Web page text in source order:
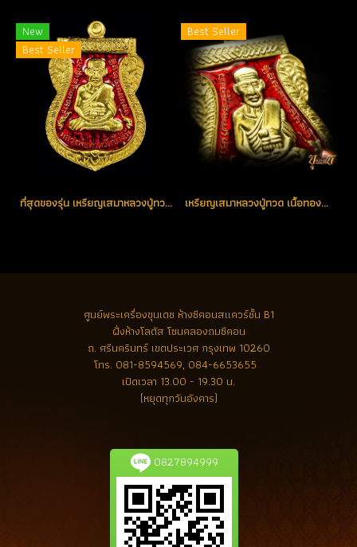
New
Best Seller
ที่สุดของรุ่น เหรียญเสมาหลวงปู่ทวด เนื้อทองคำลงยา(สีแดง) หมายเลข 1 รุ่น เสาร์ห้า มหามงคล ชาติตระกาล 100 ปี อ.ทิม วัดช้างให้ (โชว์อย่างเดียว)
Best Seller
เหรียญเสมาหลวงปู่ทวด เนื้อทองคำลงยาสีแดง หมายเลข 166 (ขายแล้ว)
ศูนย์พระเครื่องขุนเดช ห้างซีคอนสแควร์ชั้น B1
ฝั่งห้างโลตัส โซนคลองถมซีคอน
ถ. ศรีนครินทร์ เขตประเวศ กรุงเทพ 10260
โทร. 081-8594569, 084-6653655
เปิดเวลา 13.00 - 19.30 น.
(หยุดทุกวันอังคาร)
0827894999